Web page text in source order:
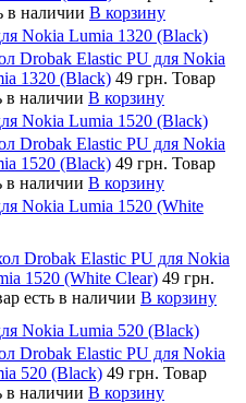
в наличии В корзину
Nokia Lumia 1320 (Black)
Drobak Elastic PU для Nokia
1320 (Black) 49 грн. Товар
в наличии В корзину
Nokia Lumia 1520 (Black)
Drobak Elastic PU для Nokia
1520 (Black) 49 грн. Товар
в наличии В корзину
Nokia Lumia 1520 (White
Drobak Elastic PU для Nokia
1520 (White Clear) 49 грн.
есть в наличии В корзину
Nokia Lumia 520 (Black)
Drobak Elastic PU для Nokia
520 (Black) 49 грн. Товар
в наличии В корзину